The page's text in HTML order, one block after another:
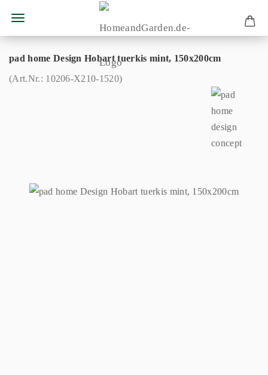
pad home Design Hobart tuerkis mint, 150x200cm
(Art.Nr.: 10206-X210-1520)